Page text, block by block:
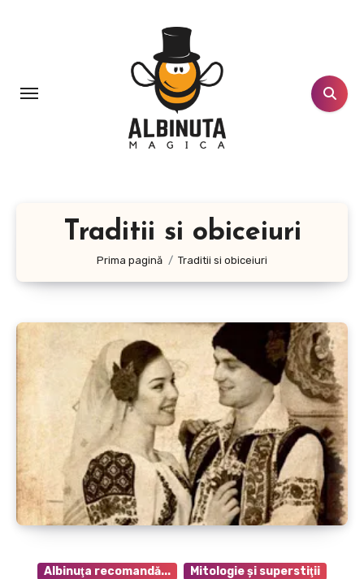
Traditii si obiceiuri
Prima pagină Traditii si obiceiuri
Albinuţa recomandă...
Mitologie şi superstiţii